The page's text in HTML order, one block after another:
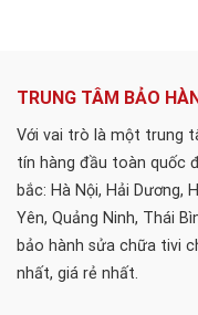
TRUNG TÂM BẢO
Với vai trò là một trung
tín hàng đầu toàn quốc
bắc: Hà Nội, Hải Dương,
Yên, Quảng Ninh, Thái
bảo hành sửa chữa tivi
nhất, giá rẻ nhất.